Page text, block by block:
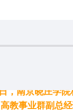
南京晓庄学
教事业群副总